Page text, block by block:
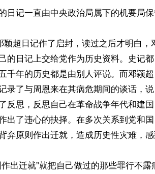
日记一直由中央政治局属下的机要局保
颖超日记作了启封，读过之后才明白，
的日记上交给党作为历史资料。史记都
千年的历史都是由别人评说。而邓颖超
录了与周恩来在其病危期间的谈话，说
反思，反思自己在革命战争年代和建国
出了违心的抉择。在多次关系到党和国
弃原则作出迁就，造成历史性灾难，感
出迁就”就把自己做过的那些罪行不